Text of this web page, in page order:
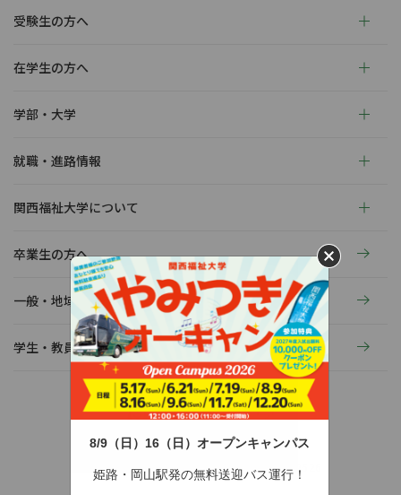
8/9（日）16（日）オープンキャンパス
姫路・岡山駅発の無料送迎バス運行！
受験生の方へ
在学生の方へ
学部・大学
就職・進路情報
関西福祉大学について
卒業生の方へ
一般・地域の方へ
学生・教員の活動
〒678-0255 兵庫県赤穂市新田380-3
TEL：0791-46-2525（代）FAX：0791-46-2526